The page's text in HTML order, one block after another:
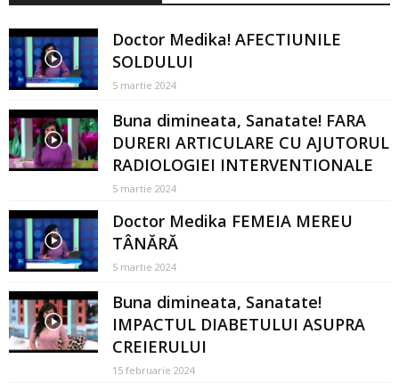
Doctor Medika! AFECTIUNILE
SOLDULUI
5 martie 2024
Buna dimineata, Sanatate! FARA
DURERI ARTICULARE CU AJUTORUL
RADIOLOGIEI INTERVENTIONALE
5 martie 2024
Doctor Medika FEMEIA MEREU
TÂNĂRĂ
5 martie 2024
Buna dimineata, Sanatate!
IMPACTUL DIABETULUI ASUPRA
CREIERULUI
15 februarie 2024